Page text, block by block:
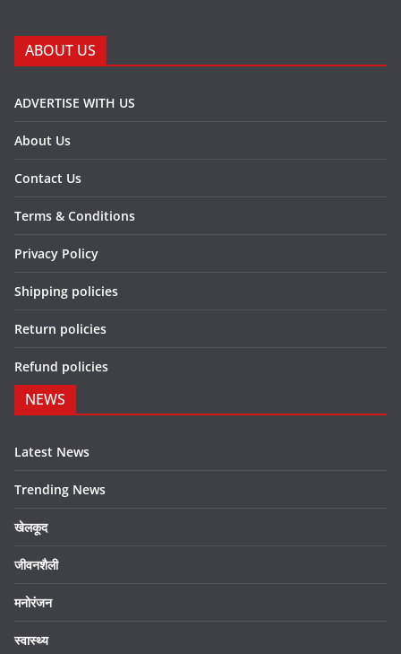
ABOUT US
ADVERTISE WITH US
About Us
Contact Us
Terms & Conditions
Privacy Policy
Shipping policies
Return policies
Refund policies
NEWS
Latest News
Trending News
खेलकूद
जीवनशैली
मनोरंजन
स्वास्थ्य